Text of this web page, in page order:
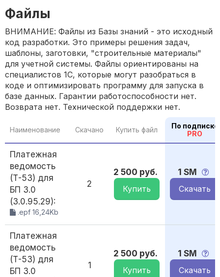
Файлы
ВНИМАНИЕ: Файлы из Базы знаний - это исходный
код разработки. Это примеры решения задач,
шаблоны, заготовки, "строительные материалы"
для учетной системы. Файлы ориентированы на
специалистов 1С, которые могут разобраться в
коде и оптимизировать программу для запуска в
базе данных. Гарантии работоспособности нет.
Возврата нет. Технической поддержки нет.
Наименование Скачано Купить файл
По подписке
PRO
Платежная
ведомость
(Т-53) для
БП 3.0
(3.0.95.29):
.epf 16,24Kb
2
2 500 руб.
Купить
1 SM
Скачать
Платежная
ведомость
(Т-53) для
БП 3.0
1
2 500 руб.
Купить
1 SM
Скачать